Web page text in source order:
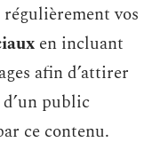
vos
en incluant
afin d’attirer
public
ce contenu.